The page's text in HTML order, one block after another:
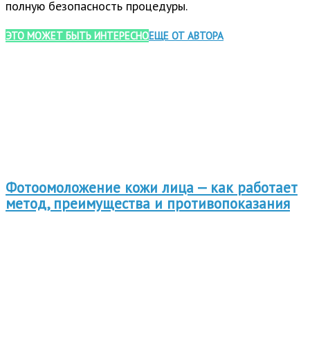
полную безопасность процедуры.
ЭТО МОЖЕТ БЫТЬ ИНТЕРЕСНОЕЩЕ ОТ АВТОРА
Фотоомоложение кожи лица — как работает
метод, преимущества и противопоказания